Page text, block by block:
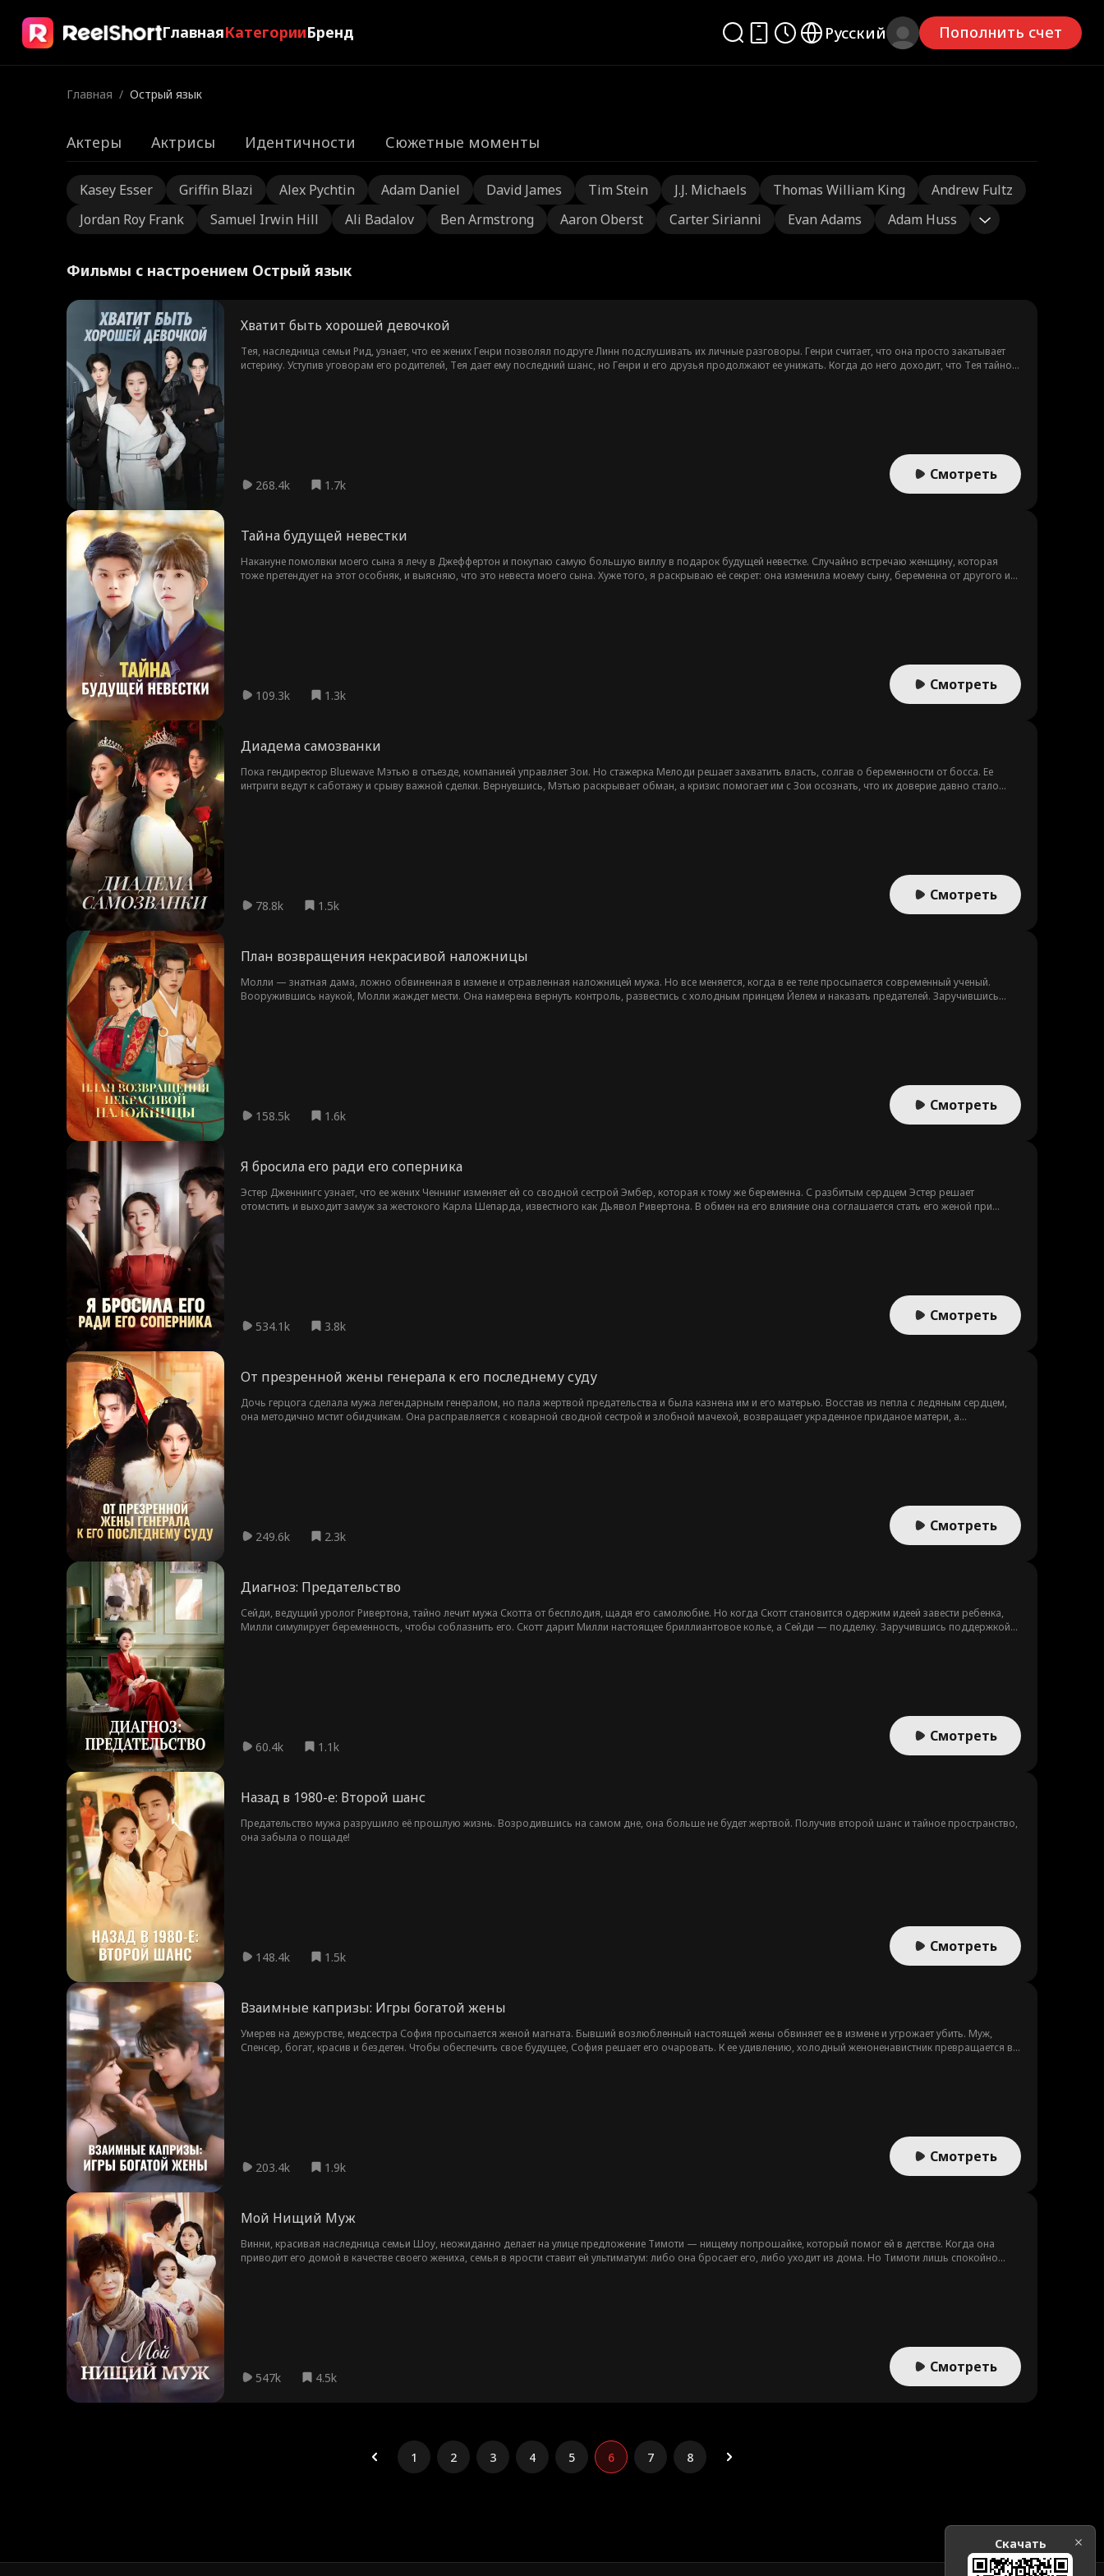
ГлавнаяКатегорииБренд Русский Пополнить счет
Главная / Острый язык
Актеры Актрисы Идентичности Сюжетные моменты
Kasey Esser Griffin Blazi Alex Pychtin Adam Daniel David James Tim Stein J.J. Michaels Thomas William King
Andrew Fultz
Jordan Roy Frank
Samuel Irwin Hill Ali Badalov Ben Armstrong Aaron Oberst Carter Sirianni Evan Adams Adam Huss
Фильмы с настроением Острый язык
Хватит быть хорошей девочкой
Тея, наследница семьи Рид, узнает, что ее жених Генри позволял подруге Линн подслушивать их личные разговоры. Генри считает, что она просто закатывает
истерику. Уступив уговорам его родителей, Тея дает ему последний шанс, но Генри и его друзья продолжают ее унижать. Когда до него доходит, что Тея тайно
268.4k 1.7k
Смотреть
Тайна будущей невестки
Накануне помолвки моего сына я лечу в Джеффертон и покупаю самую большую виллу в подарок будущей невестке. Случайно встречаю женщину, которая
тоже претендует на этот особняк, и выясняю, что это невеста моего сына. Хуже того, я раскрываю её секрет: она изменила моему сыну, беременна от другого и
109.3k 1.3k
Смотреть
Диадема самозванки
Пока гендиректор Bluewave Мэтью в отъезде, компанией управляет Зои. Но стажерка Мелоди решает захватить власть, солгав о беременности от босса. Ее
интриги ведут к саботажу и срыву важной сделки. Вернувшись, Мэтью раскрывает обман, а кризис помогает им с Зои осознать, что их доверие давно стало
78.8k 1.5k
Смотреть
План возвращения некрасивой наложницы
Молли — знатная дама, ложно обвиненная в измене и отравленная наложницей мужа. Но все меняется, когда в ее теле просыпается современный ученый.
Вооружившись наукой, Молли жаждет мести. Она намерена вернуть контроль, развестись с холодным принцем Йелем и наказать предателей. Заручившись
158.5k 1.6k
Смотреть
Я бросила его ради его соперника
Эстер Дженнингс узнает, что ее жених Ченнинг изменяет ей со сводной сестрой Эмбер, которая к тому же беременна. С разбитым сердцем Эстер решает
отомстить и выходит замуж за жестокого Карла Шепарда, известного как Дьявол Ривертона. В обмен на его влияние она соглашается стать его женой при
534.1k 3.8k
Смотреть
От презренной жены генерала к его последнему суду
Дочь герцога сделала мужа легендарным генералом, но пала жертвой предательства и была казнена им и его матерью. Восстав из пепла с ледяным сердцем,
она методично мстит обидчикам. Она расправляется с коварной сводной сестрой и злобной мачехой, возвращает украденное приданое матери, а
249.6k 2.3k
Смотреть
Диагноз: Предательство
Сейди, ведущий уролог Ривертона, тайно лечит мужа Скотта от бесплодия, щадя его самолюбие. Но когда Скотт становится одержим идеей завести ребенка,
Милли симулирует беременность, чтобы соблазнить его. Скотт дарит Милли настоящее бриллиантовое колье, а Сейди — подделку. Заручившись поддержкой
60.4k 1.1k
Смотреть
Назад в 1980-е: Второй шанс
Предательство мужа разрушило её прошлую жизнь. Возродившись на самом дне, она больше не будет жертвой. Получив второй шанс и тайное пространство,
она забыла о пощаде!
148.4k 1.5k
Смотреть
Взаимные капризы: Игры богатой жены
Умерев на дежурстве, медсестра София просыпается женой магната. Бывший возлюбленный настоящей жены обвиняет ее в измене и угрожает убить. Муж,
Спенсер, богат, красив и бездетен. Чтобы обеспечить свое будущее, София решает его очаровать. К ее удивлению, холодный женоненавистник превращается в
203.4k 1.9k
Смотреть
Мой Нищий Муж
Винни, красивая наследница семьи Шоу, неожиданно делает на улице предложение Тимоти — нищему попрошайке, который помог ей в детстве. Когда она
приводит его домой в качестве своего жениха, семья в ярости ставит ей ультиматум: либо она бросает его, либо уходит из дома. Но Тимоти лишь спокойно
547k 4.5k
Смотреть
1 2 3 4 5 6 7 8
Скачать